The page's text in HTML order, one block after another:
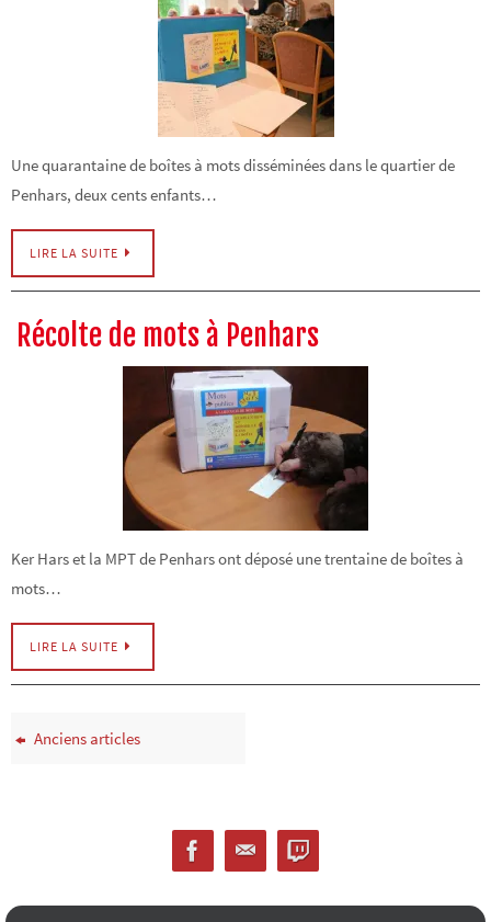
Une quarantaine de boîtes à mots disséminées dans le quartier de
Penhars, deux cents enfants…
LIRE LA SUITE
Récolte de mots à Penhars
Ker Hars et la MPT de Penhars ont déposé une trentaine de boîtes à
mots…
LIRE LA SUITE
Anciens articles